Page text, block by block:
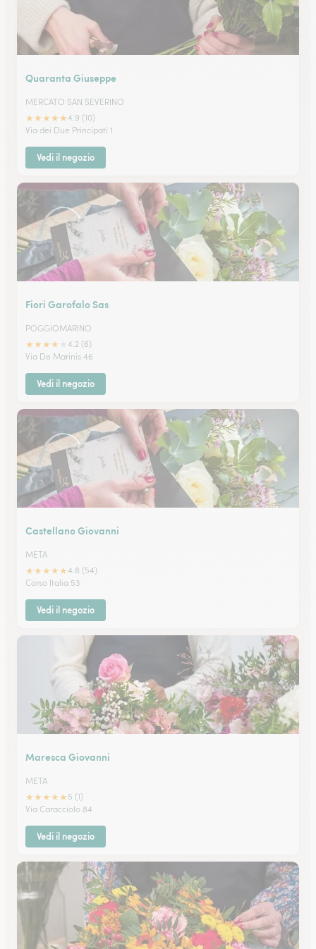
Quaranta Giuseppe
MERCATO SAN SEVERINO
★★★★★4.9 (10)
Via dei Due Principati 1
Vedi il negozio
Fiori Garofalo Sas
POGGIOMARINO
★★★★
4.2 (6)
Via De Marinis 46
Vedi il negozio
Castellano Giovanni
META
★★★★★4.8 (54)
Corso Italia 53
Vedi il negozio
Maresca Giovanni
META
★★★★★ 5 (1)
Via Caracciolo 84
Vedi il negozio